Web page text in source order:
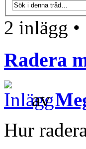
2 inlägg •
Radera
av
Hur